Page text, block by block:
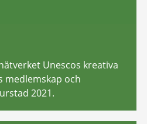
Unescos kreativa
medlemskap och
2021.